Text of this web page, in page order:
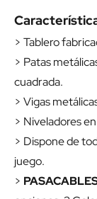
> Tablero
> Patas
cuadrada.
> Vigas
> Niveladores
> Dispone de
juego.
>